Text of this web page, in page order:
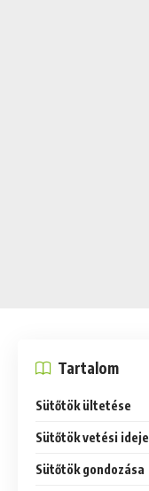
Tartalom
Sütőtök ültetése
Sütőtök vetési ideje
Sütőtök gondozása